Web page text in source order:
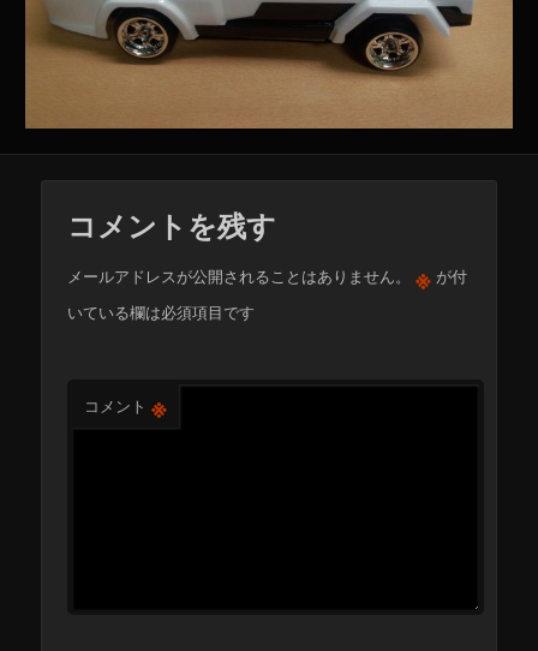
コメントを残す
メールアドレスが公開されることはありません。 ※ が付
いている欄は必須項目です
コメント ※